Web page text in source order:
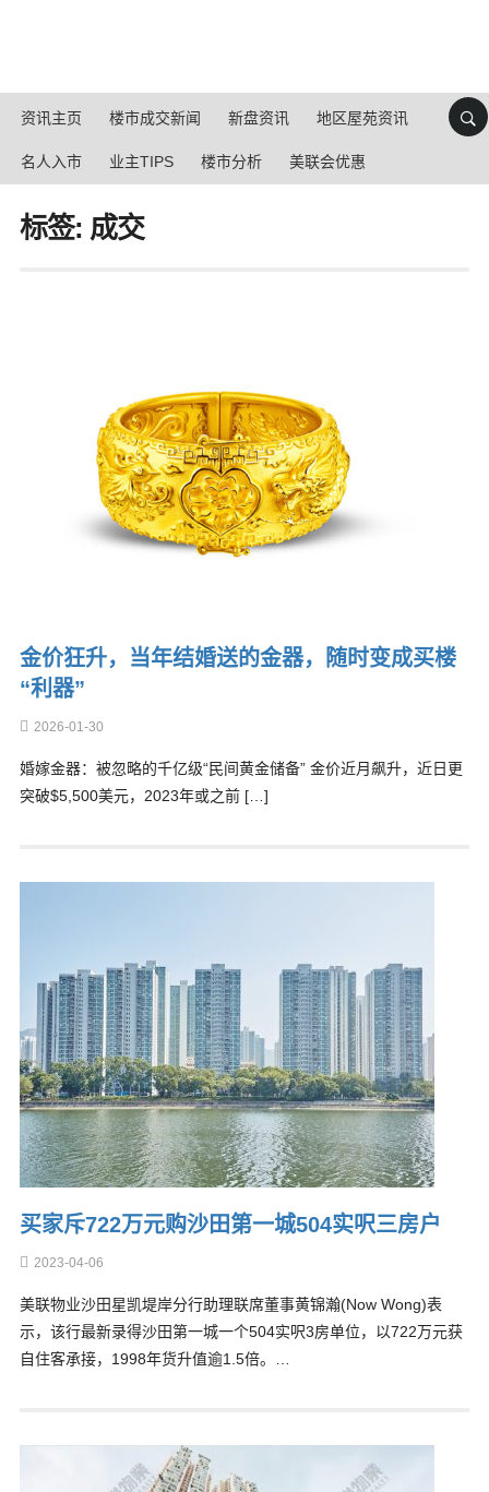
资讯主页 楼市成交新闻 新盘资讯 地区屋苑资讯
名人入市 业主TIPS 楼市分析 美联会优惠
标签: 成交
金价狂升，当年结婚送的金器，随时变成买楼
“利器”
2026-01-30
婚嫁金器：被忽略的千亿级“民间黄金储备” 金价近月飙升，近日更
突破$5,500美元，2023年或之前 […]
买家斥722万元购沙田第一城504实呎三房户
2023-04-06
美联物业沙田星凯堤岸分行助理联席董事黄锦瀚(Now Wong)表
示，该行最新录得沙田第一城一个504实呎3房单位，以722万元获
自住客承接，1998年货升值逾1.5倍。…